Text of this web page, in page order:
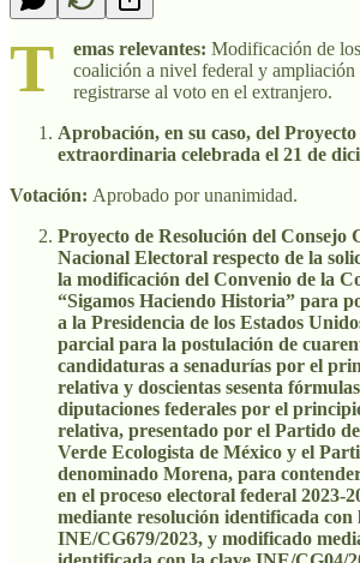
T emas relevantes: Modificación de
coalición a nivel federal y ampliación
registrarse al voto en el extranjero.
Aprobación, en su caso, del Proyecto
extraordinaria celebrada el 21 de
Votación: Aprobado por unanimidad.
Proyecto de Resolución del Consejo
Nacional Electoral respecto de la
la modificación del Convenio de la
“Sigamos Haciendo Historia” para
a la Presidencia de los Estados
parcial para la postulación de
candidaturas a senadurías por el
relativa y doscientas sesenta
diputaciones federales por el
relativa, presentado por el Partido
Verde Ecologista de México y el
denominado Morena, para
en el proceso electoral federal 2023-
mediante resolución identificada con
INE/CG679/2023, y modificado